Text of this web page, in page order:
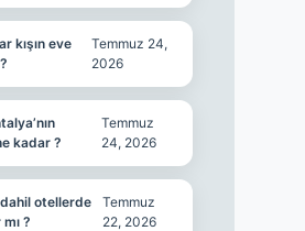
kışın eve
Temmuz 24,
2026
kadar ?
Temmuz
24, 2026
otellerde
?
Temmuz
22, 2026